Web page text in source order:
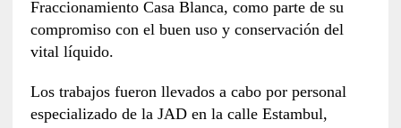
Fraccionamiento Casa Blanca, como parte de su
compromiso con el buen uso y conservación del
vital líquido.
Los trabajos fueron llevados a cabo por personal
especializado de la JAD en la calle Estambul,